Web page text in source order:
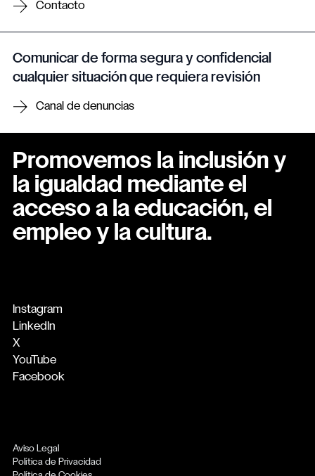
Contacto
Comunicar de forma segura y confidencial
cualquier situación que requiera revisión
Canal de denuncias
Promovemos la inclusión y
la igualdad mediante el
acceso a la educación, el
empleo y la cultura.
Instagram
LinkedIn
X
YouTube
Facebook
Aviso Legal
Política de Privacidad